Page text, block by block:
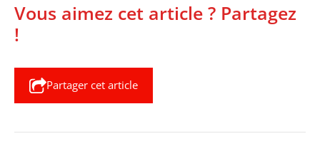
Vous aimez cet article ? Partagez
!
Partager cet article